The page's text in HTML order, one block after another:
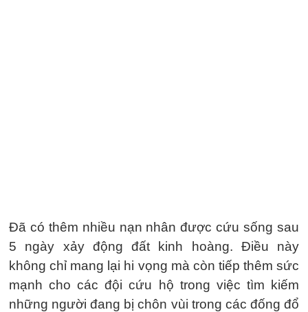
Đã có thêm nhiều nạn nhân được cứu sống sau
5 ngày xảy động đất kinh hoàng. Điều này
không chỉ mang lại hi vọng mà còn tiếp thêm sức
mạnh cho các đội cứu hộ trong việc tìm kiếm
những người đang bị chôn vùi trong các đống đổ